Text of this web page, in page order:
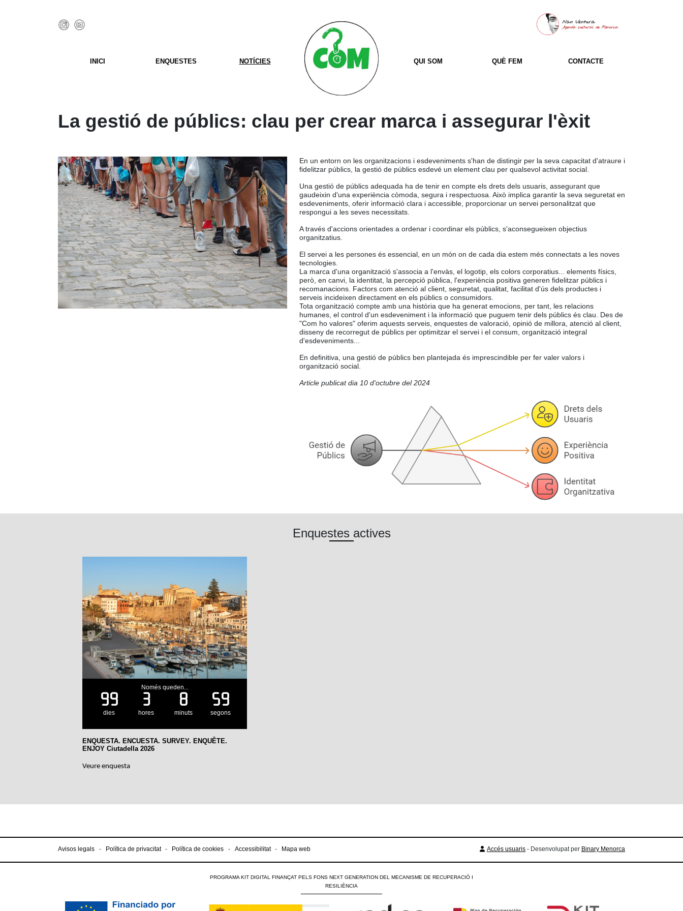
INICI ENQUESTES NOTÍCIES QUI SOM QUÈ FEM CONTACTE
La gestió de públics: clau per crear marca i assegurar l'èxit
En un entorn on les organitzacions i esdeveniments s'han de distingir per la seva capacitat d'atraure i
fidelitzar públics, la gestió de públics esdevé un element clau per qualsevol activitat social.
Una gestió de públics adequada ha de tenir en compte els drets dels usuaris, assegurant que
gaudeixin d'una experiència còmoda, segura i respectuosa. Això implica garantir la seva seguretat en
esdeveniments, oferir informació clara i accessible, proporcionar un servei personalitzat que
respongui a les seves necessitats.
A través d'accions orientades a ordenar i coordinar els públics, s'aconsegueixen objectius
organitzatius.
El servei a les persones és essencial, en un món on de cada dia estem més connectats a les noves
tecnologies.
La marca d'una organització s'associa a l'envàs, el logotip, els colors corporatius... elements físics,
però, en canvi, la identitat, la percepció pública, l'experiència positiva generen fidelitzar públics i
recomanacions. Factors com atenció al client, seguretat, qualitat, facilitat d'ús dels productes i
serveis incideixen directament en els públics o consumidors.
Tota organització compte amb una història que ha generat emocions, per tant, les relacions
humanes, el control d'un esdeveniment i la informació que puguem tenir dels públics és clau. Des de
"Com ho valores" oferim aquests serveis, enquestes de valoració, opinió de millora, atenció al client,
disseny de recorregut de públics per optimitzar el servei i el consum, organització integral
d'esdeveniments...
En definitiva, una gestió de públics ben plantejada és imprescindible per fer valer valors i
organització social.
Article publicat dia 10 d'octubre del 2024
Enquestes actives
Només queden...
99 3 8 59
dies hores minuts segons
ENQUESTA. ENCUESTA. SURVEY. ENQUÊTE.
ENJOY Ciutadella 2026
Veure enquesta
Avisos legals Política de privacitat Política de cookies Accessibilitat Mapa web Accés usuaris - Desenvolupat per Binary Menorca
PROGRAMA KIT DIGITAL FINANÇAT PELS FONS NEXT GENERATION DEL MECANISME DE RECUPERACIÓ I
RESILIÈNCIA